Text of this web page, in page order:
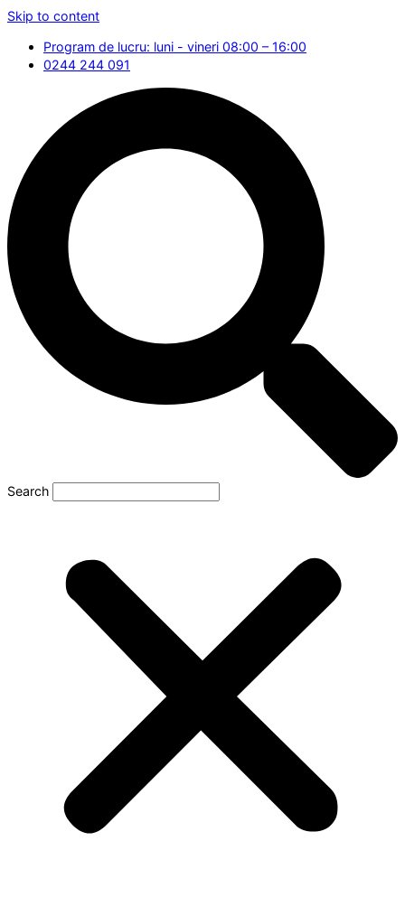
Skip to content
Program de lucru: luni - vineri 08:00 – 16:00
0244 244 091
Search